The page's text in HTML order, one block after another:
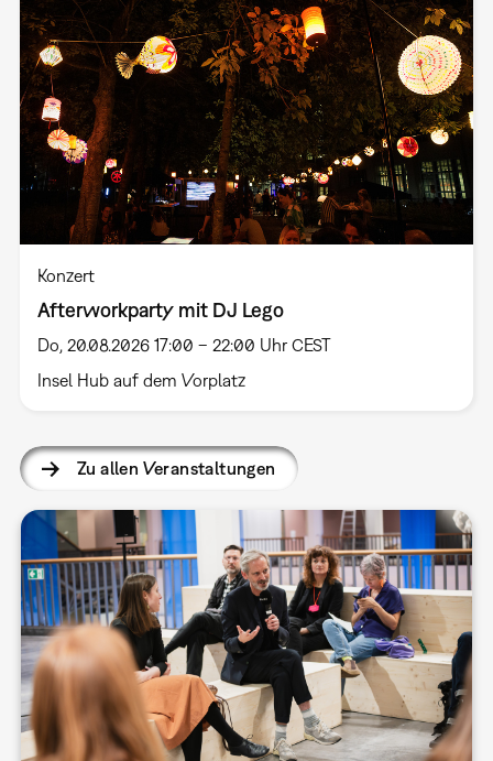
Konzert
Afterworkparty mit DJ Lego
Do, 20.08.2026 17:00 – 22:00 Uhr CEST
Insel Hub auf dem Vorplatz
Zu allen Veranstaltungen